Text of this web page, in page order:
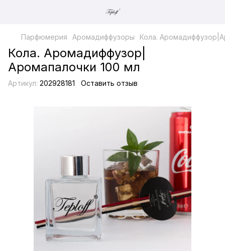
Парфюмерия Аромадиффузоры Кола.
Кола. Аромадиффузор|
Аромапалочки 100 мл
Артикул: 202928181 Оставить отзыв